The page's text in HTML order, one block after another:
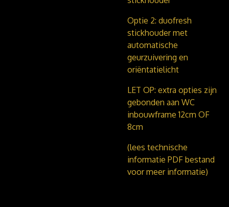
Optie 2: duofresh
stickhouder met
automatische
geurzuivering en
oriëntatielicht
LET OP: extra opties zijn
gebonden aan WC
inbouwframe 12cm OF
8cm
(lees technische
informatie PDF bestand
voor meer informatie)